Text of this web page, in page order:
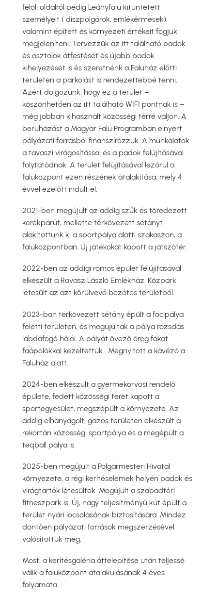
felöli oldalról pedig Leányfalu kitüntetett
személyeit ( díszpolgárok, emlékérmesek),
valamint épített és környezeti értékeit fogjuk
megjeleníteni. Tervezzük az itt található padok
és asztalok átfestését és újabb padok
kihelyezését is és szeretnénk a Faluház előtti
területen a parkolást is rendezettebbé tenni.
Azért dolgozunk, hogy ez a terület –
köszönhetően az itt található WIFI pontnak is –
még jobban kihasznált közösségi térré váljon. A
beruházást a Magyar Falu Programban elnyert
pályázati forrásból finanszírozzuk. A munkálatok
a tavaszi virágosítással és a padok felújításával
folytatódnak. A terület felújításával lezárul a
faluközpont ezen részének átalakítása, mely 4
évvel ezelőtt indult el,
2021-ben megújult az addig szűk és töredezett
kerékpárút, mellette térkövezett sétányt
alakítottunk ki a sportpálya alatti szakaszon, a
faluközpontban. Új játékokat kapott a játszótér.
2022-ben az addigi romos épület felújításával
elkészült a Ravasz László Emlékház. Közpark
létesült az azt körülvevő bozótos területből.
2023-ban térkövezett sétány épült a focipálya
feletti területen, és megújultak a pálya rozsdás
labdafogó hálói. A pályát övező öreg fákat
faápolókkal kezeltettük. Megnyitott a kávézó a
Faluház alatt.
2024-ben elkészült a gyermekorvosi rendelő
épülete, fedett közösségi teret kapott a
sportegyesület, megszépült a környezete. Az
addig elhanyagolt, gazos területen elkészült a
rekortán közösségi sportpálya és a megépült a
teqball pálya is.
2025-ben megújult a Polgármesteri Hivatal
környezete, a régi kerítéselemek helyén padok és
virágtartók létesültek. Megújult a szabadtéri
fitneszpark is. Új, nagy teljesítményű kút épült a
terület nyári locsolásának biztosítására. Mindez
döntően pályázati források megszerzésével
valósítottuk meg.
Most, a kerítésgaléria áttelepítése után teljessé
válik a faluközpont átalakulásának 4 éves
folyamata.